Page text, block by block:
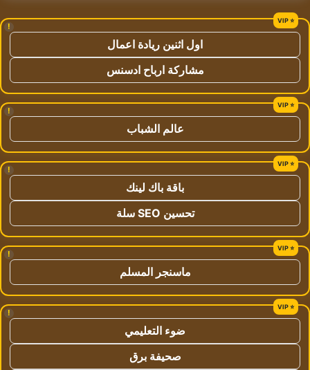
!
اول اثنين ريادة اعمال
مشاركة ارباح ادسنس
!
عالم الشباب
!
باقة باك لينك
تحسين SEO سلة
!
ماسنجر المسلم
!
ضوء التعليمي
صحيفة برق